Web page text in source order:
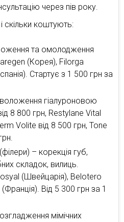
через пів року.
і скільки коштують:
та омолодження
(Корея), Filorga
Стартує з 1 500 грн за
гіалуроновою
8 800 грн, Restylane Vital
Volite від 8 500 грн, Tone
– корекція губ,
складок, вилиць.
(Швейцарія), Belotero
Від 5 300 грн за 1
мімічних